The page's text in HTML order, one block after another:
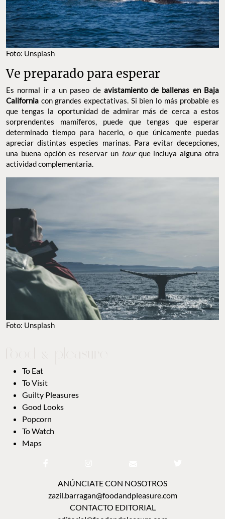
Foto: Unsplash
Ve preparado para esperar
Es normal ir a un paseo de avistamiento de ballenas en Baja
California con grandes expectativas. Si bien lo más probable es
que tengas la oportunidad de admirar más de cerca a estos
sorprendentes mamíferos, puede que tengas que esperar
determinado tiempo para hacerlo, o que únicamente puedas
apreciar distintas especies marinas. Para evitar decepciones,
una buena opción es reservar un tour que incluya alguna otra
actividad complementaria.
Foto: Unsplash
To Eat
To Visit
Guilty Pleasures
Good Looks
Popcorn
To Watch
Maps
ANÚNCIATE CON NOSOTROS
zazil.barragan@foodandpleasure.com
CONTACTO EDITORIAL